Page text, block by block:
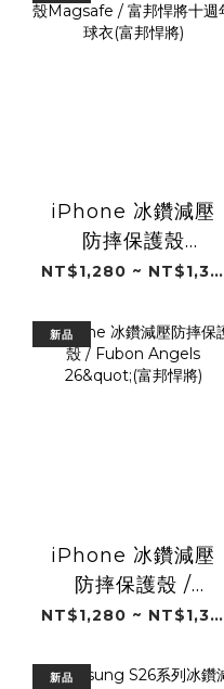
iPhone 冰鑽減壓
防摔保護殼
Magsafe / 富邦悍
悍將)
NT$1,280 ~ NT$1,380
新品
iPhone 冰鑽減壓
防摔保護殼 /
Fubon AngelsNT$1,280 ~ NT$1,380
新品